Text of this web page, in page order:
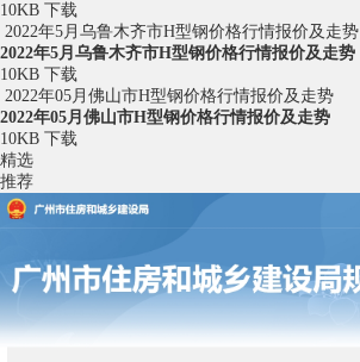
10KB 下载
2022年5月乌鲁木齐市H型钢价格行情报价及走势
2022年5月乌鲁木齐市H型钢价格行情报价及走势
10KB 下载
2022年05月佛山市H型钢价格行情报价及走势
2022年05月佛山市H型钢价格行情报价及走势
10KB 下载
精选
推荐